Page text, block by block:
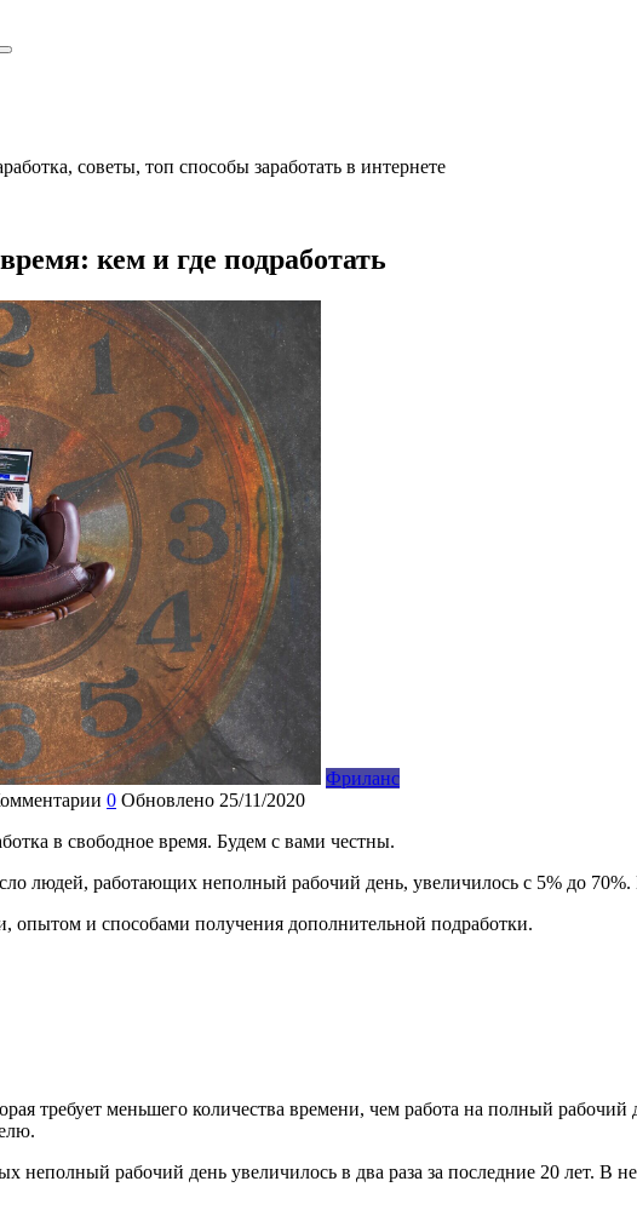
советы, топ способы заработать в интернете
кем и где подработать
Фриланс
0 Обновлено 25/11/2020
в свободное время. Будем с вами честны.
людей, работающих неполный рабочий день, увеличилось с 5% до
опытом и способами получения дополнительной подработки.
требует меньшего количества времени, чем работа на полный
неполный рабочий день увеличилось в два раза за последние 20 лет. В